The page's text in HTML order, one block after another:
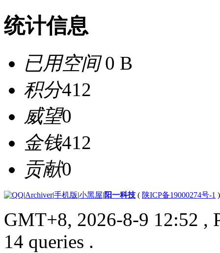
统计信息
已用空间0 B
积分412
威望0
金钱412
贡献0
|Archiver|手机版|小黑屋| 阳一科技 ( 陕ICP备19000274号-1 )
GMT+8, 2026-8-9 12:52 ,
14 queries .